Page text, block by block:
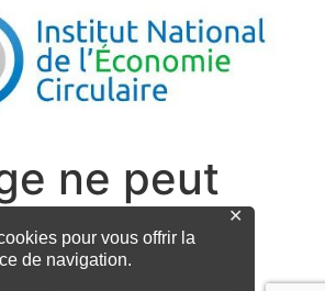
pour vous offrir la
de navigation.
✕